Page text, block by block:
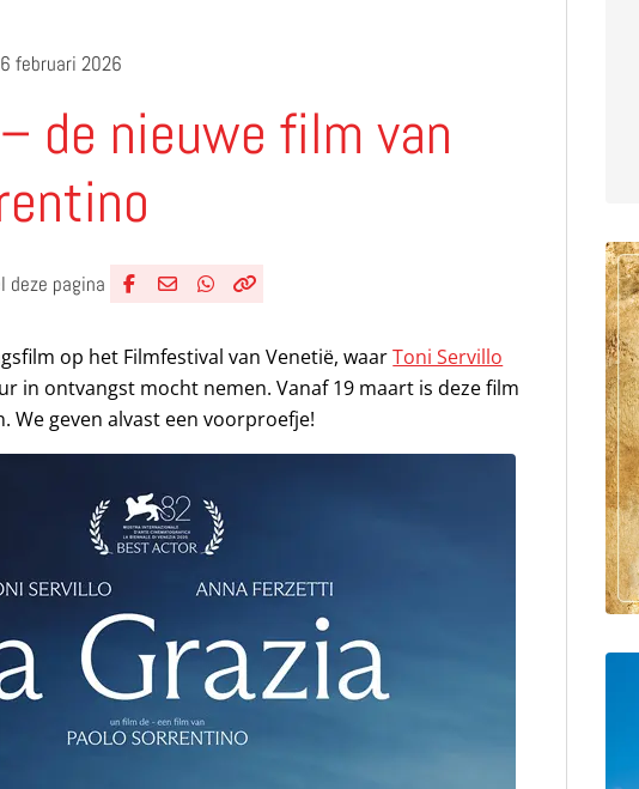
februari 2026
de nieuwe film van
deze pagina
op het Filmfestival van Venetië, waarToni Servillo
in ontvangst mocht nemen. Vanaf 19 maart is deze film
We geven alvast een voorproefje!